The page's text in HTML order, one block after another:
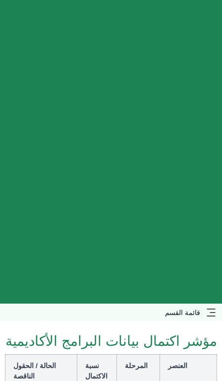
قائمة القسم
مؤشر اكتمال بيانات البرامج الأكاديمية
العنصر المرحلة
نسبة
الاكتمال
الحالة / الحقول
الناقصة